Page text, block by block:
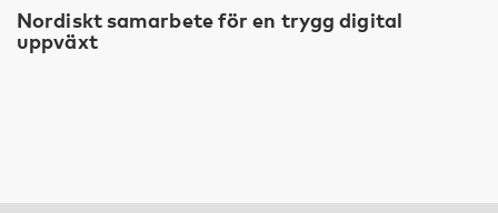
Nordiskt samarbete för en trygg digital
uppväxt